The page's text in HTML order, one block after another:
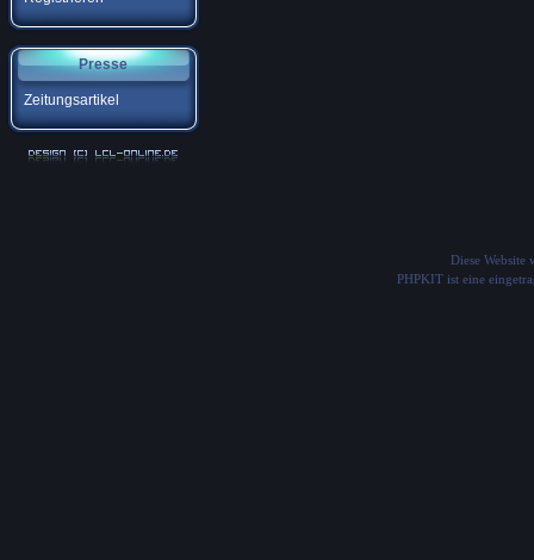
Presse
Zeitungsartikel
Diese Website
PHPKIT ist eine